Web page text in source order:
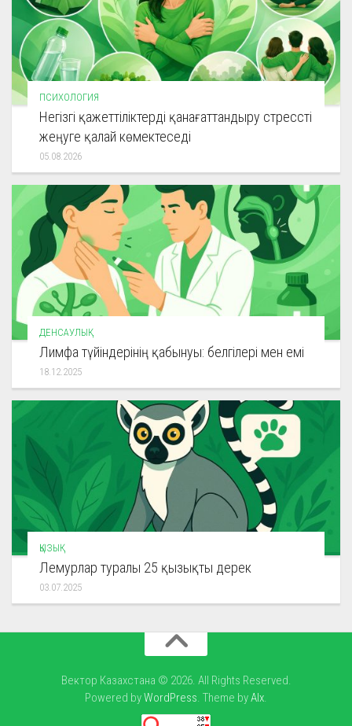
ПСИХОЛОГИЯ
Негізгі қажеттіліктерді қанағаттандыру стрессті
жеңуге қалай көмектеседі
05.08.2026
ДЕНСАУЛЫҚ
Лимфа түйіндерінің қабынуы: белгілері мен емі
18.12.2025
ҚЫЗЫҚ
Лемурлар туралы 25 қызықты дерек
03.07.2025
Вектор Казахстана © 2026. All Rights Reserved.
Powered byWordPress. Theme byAlx.